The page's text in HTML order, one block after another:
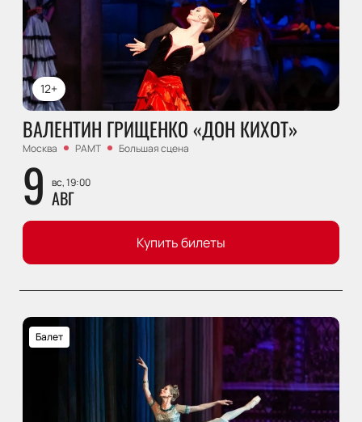
12+
ВАЛЕНТИН ГРИЩЕНКО «ДОН КИХОТ»
Москва РАМТ Большая сцена
9 вс, 19:00
АВГ
Купить билеты
Балет